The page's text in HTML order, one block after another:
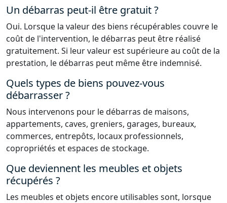
Un débarras peut-il être gratuit ?
Oui. Lorsque la valeur des biens récupérables couvre le
coût de l'intervention, le débarras peut être réalisé
gratuitement. Si leur valeur est supérieure au coût de la
prestation, le débarras peut même être indemnisé.
Quels types de biens pouvez-vous
débarrasser ?
Nous intervenons pour le débarras de maisons,
appartements, caves, greniers, garages, bureaux,
commerces, entrepôts, locaux professionnels,
copropriétés et espaces de stockage.
Que deviennent les meubles et objets
récupérés ?
Les meubles et objets encore utilisables sont, lorsque